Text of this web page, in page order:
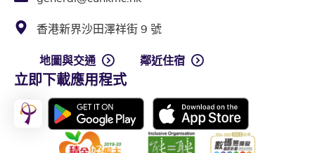
香港新界沙田澤祥街 9 號
地圖與交通 鄰近住宿
立即下載應用程式